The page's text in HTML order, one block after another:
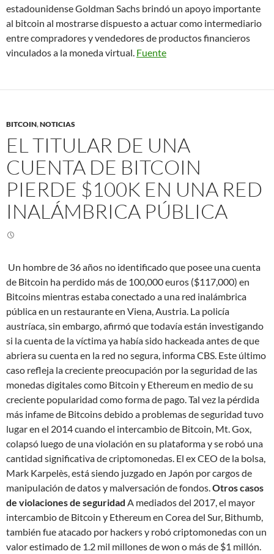
estadounidense Goldman Sachs brindó un apoyo importante
al bitcoin al mostrarse dispuesto a actuar como intermediario
entre compradores y vendedores de productos financieros
vinculados a la moneda virtual. Fuente
BITCOIN,NOTICIAS
EL TITULAR DE UNA
CUENTA DE BITCOIN
PIERDE $100K EN UNA RED
INALÁMBRICA PÚBLICA
Un hombre de 36 años no identificado que posee una cuenta
de Bitcoin ha perdido más de 100,000 euros ($117,000) en
Bitcoins mientras estaba conectado a una red inalámbrica
pública en un restaurante en Viena, Austria. La policía
austríaca, sin embargo, afirmó que todavía están investigando
si la cuenta de la víctima ya había sido hackeada antes de que
abriera su cuenta en la red no segura, informa CBS. Este último
caso refleja la creciente preocupación por la seguridad de las
monedas digitales como Bitcoin y Ethereum en medio de su
creciente popularidad como forma de pago. Tal vez la pérdida
más infame de Bitcoins debido a problemas de seguridad tuvo
lugar en el 2014 cuando el intercambio de Bitcoin, Mt. Gox,
colapsó luego de una violación en su plataforma y se robó una
cantidad significativa de criptomonedas. El ex CEO de la bolsa,
Mark Karpelès, está siendo juzgado en Japón por cargos de
manipulación de datos y malversación de fondos.Otros casos
de violaciones de seguridad A mediados del 2017, el mayor
intercambio de Bitcoin y Ethereum en Corea del Sur, Bithumb,
también fue atacado por hackers y robó criptomonedas con un
valor estimado de 1.2 mil millones de won o más de $1 millón.